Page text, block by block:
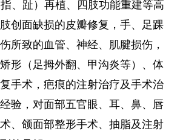
、趾）再植、四肢功能重建等高
创面缺损的皮瓣修复，手、足踝
所致的血管、神经、肌腱损伤，
形（足拇外翻、甲沟炎等）、体
手术，疤痕的注射治疗及手术治
验，对面部五官眼、耳、鼻、唇
、 颌面部整形手术、抽脂及注射